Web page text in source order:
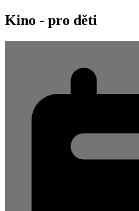
Kino - pro děti